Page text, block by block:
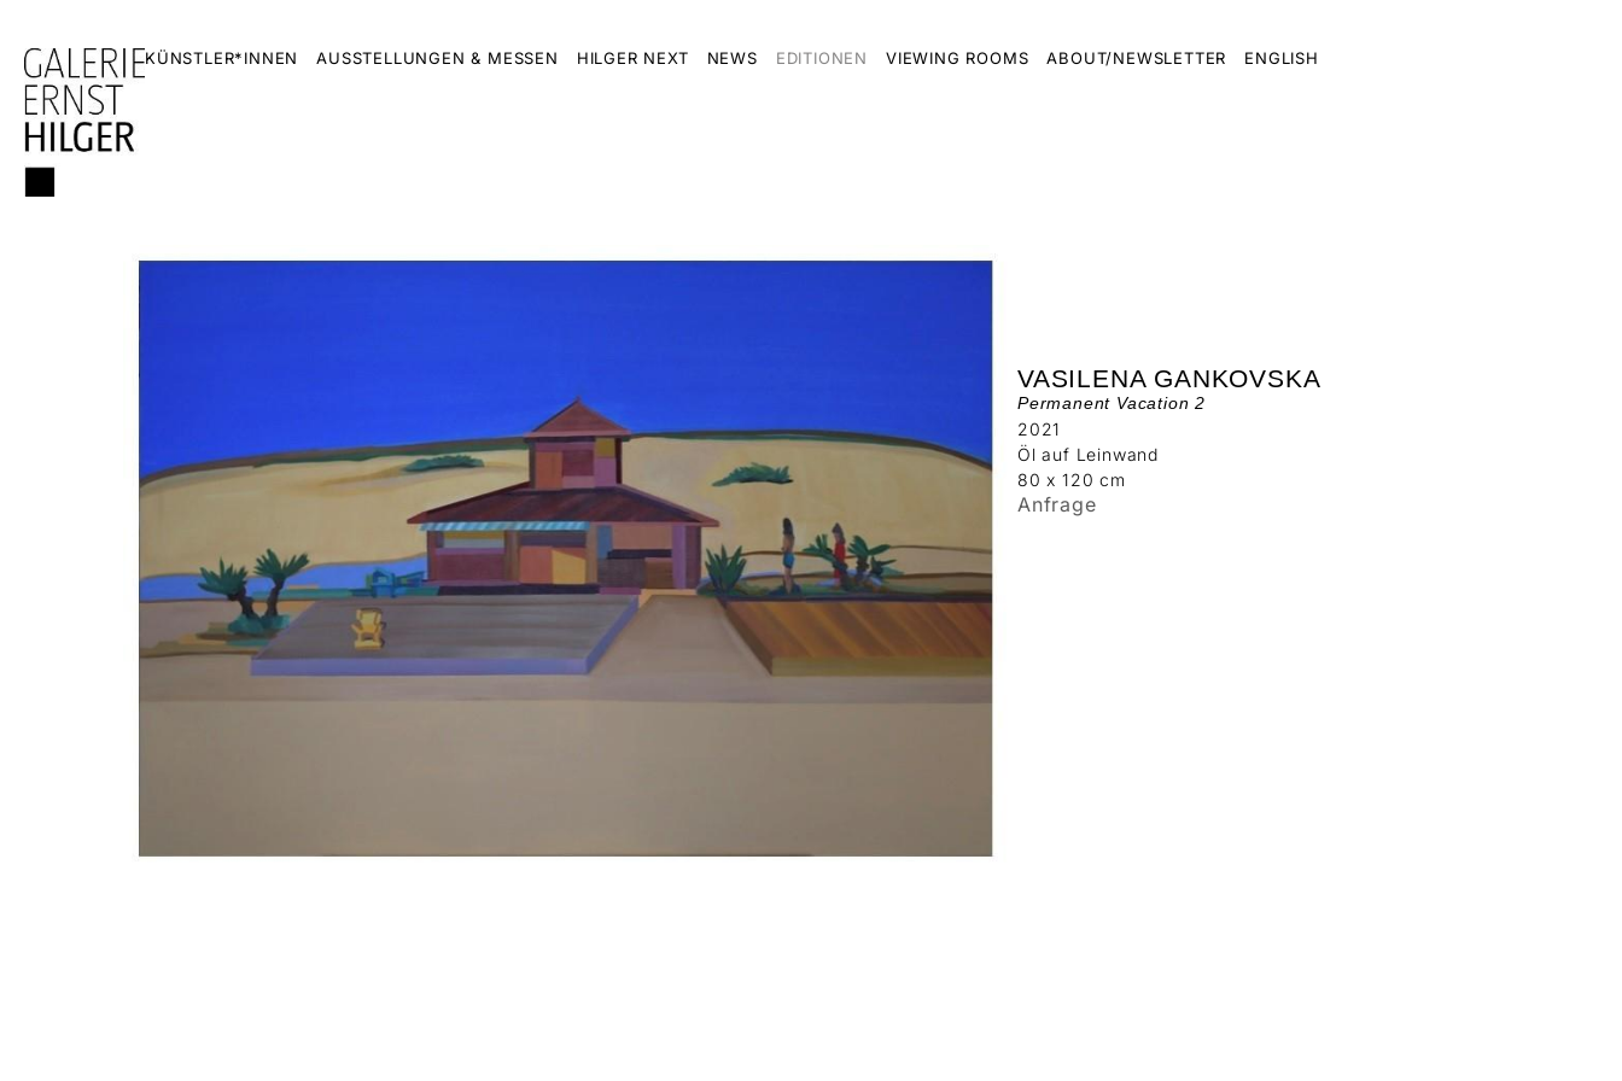
KÜNSTLER*INNEN AUSSTELLUNGEN & MESSEN HILGER NEXT NEWS EDITIONEN VIEWING ROOMS ABOUT/NEWSLETTER ENGLISH
VASILENA GANKOVSKA
Permanent Vacation 2
2021
Öl auf Leinwand
80 x 120 cm
Anfrage